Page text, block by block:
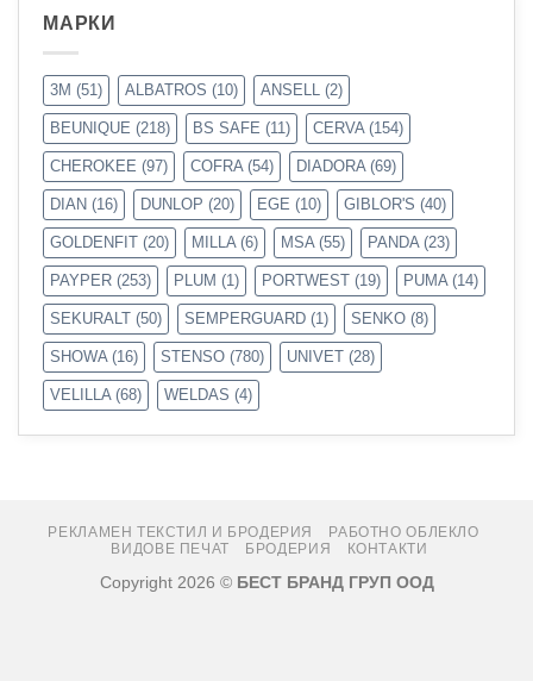
МАРКИ
3M (51) ALBATROS (10) ANSELL (2)
BEUNIQUE (218) BS SAFE (11) CERVA (154)
CHEROKEE (97) COFRA (54) DIADORA (69)
DIAN (16) DUNLOP (20) EGE (10) GIBLOR'S (40)
GOLDENFIT (20) MILLA (6) MSA (55) PANDA (23)
PAYPER (253) PLUM (1) PORTWEST (19) PUMA (14)
SEKURALT (50) SEMPERGUARD (1) SENKO (8)
SHOWA (16) STENSO (780) UNIVET (28)
VELILLA (68) WELDAS (4)
РЕКЛАМЕН ТЕКСТИЛ И БРОДЕРИЯ
РАБОТНО ОБЛЕКЛО
ВИДОВЕ ПЕЧАТ
БРОДЕРИЯ КОНТАКТИ
Copyright 2026 © БЕСТ БРАНД ГРУП ООД